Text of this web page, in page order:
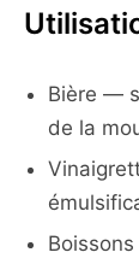
Bière —
de la